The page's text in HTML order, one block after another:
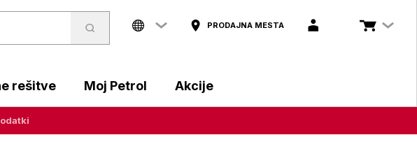
PRODAJNA MESTA
rešitve Moj Petrol Akcije